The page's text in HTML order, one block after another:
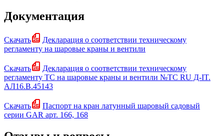
Документация
Скачать
Декларация о соответствии техническому
регламенту на шаровые краны и вентили
Скачать
Декларация о соответствии техническому
регламенту ТС на шаровые краны и вентили №ТС RU Д-IT.
АЛ16.B.45143
Скачать
Паспорт на кран латунный шаровый садовый
серии GAR арт. 166, 168